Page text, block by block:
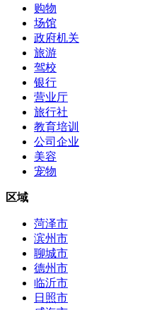
购物
场馆
政府机关
旅游
驾校
银行
营业厅
旅行社
教育培训
公司企业
美容
宠物
区域
菏泽市
滨州市
聊城市
德州市
临沂市
日照市